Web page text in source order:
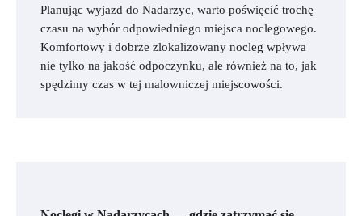
Planując wyjazd do Nadarzyc, warto poświęcić trochę
czasu na wybór odpowiedniego miejsca noclegowego.
Komfortowy i dobrze zlokalizowany nocleg wpływa
nie tylko na jakość odpoczynku, ale również na to, jak
spędzimy czas w tej malowniczej miejscowości.